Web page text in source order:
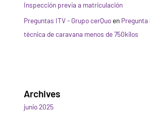
Inspección previa a matriculación
Preguntas ITV - Grupo cerQuoen Pregunta
técnica de caravana menos de 750kilos
Archives
junio 2025